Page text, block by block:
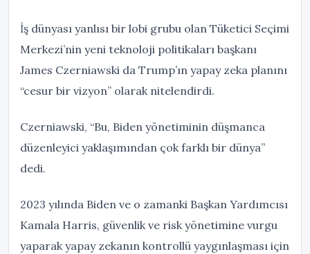
İş dünyası yanlısı bir lobi grubu olan Tüketici Seçimi
Merkezi’nin yeni teknoloji politikaları başkanı
James Czerniawski da Trump’ın yapay zeka planını
“cesur bir vizyon” olarak nitelendirdi.
Czerniawski, “Bu, Biden yönetiminin düşmanca
düzenleyici yaklaşımından çok farklı bir dünya”
dedi.
2023 yılında Biden ve o zamanki Başkan Yardımcısı
Kamala Harris, güvenlik ve risk yönetimine vurgu
yaparak yapay zekanın kontrollü yaygınlaşması için